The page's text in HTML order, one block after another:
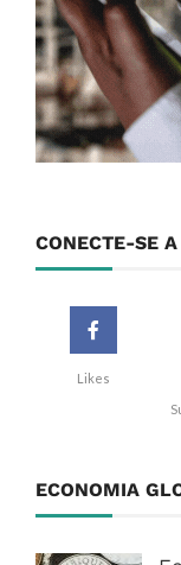
CONECTE-SE
Likes
ECONOMIA